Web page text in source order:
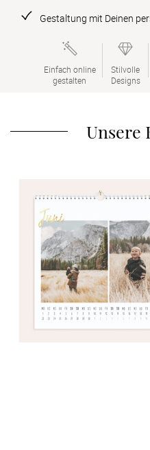
Gestaltung mit Deinen
Einfach online
gestalten
Stilvolle
Designs
Unsere